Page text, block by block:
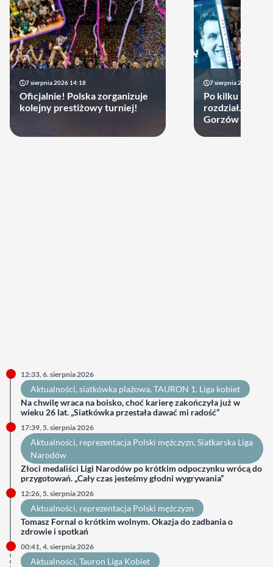
7 sierpnia 2026 14:18
Oficjalnie! Polska zorganizuje
kolejny prestiżowy turniej!
7 sierpnia 2026 13:49
Po kilku latach
rozdział.
Gorzów może
12:33, 6. sierpnia 2026
Aktualności, siatkówka plażowa, TAURON 1. Liga kobiet
Na chwilę wraca na boisko, choć karierę zakończyła już w
wieku 26 lat. „Siatkówka przestała dawać mi radość”
17:39, 5. sierpnia 2026
Aktualności, reprezentacja Polski mężczyzn, Siatkarska Liga
Narodów
Złoci medaliści Ligi Narodów po krótkim odpoczynku wrócą do
przygotowań. „Cały czas jesteśmy głodni wygrywania”
12:26, 5. sierpnia 2026
Aktualności, reprezentacja Polski mężczyzn
Tomasz Fornal o krótkim wolnym. Okazja do zadbania o
zdrowie i spotkań
00:41, 4. sierpnia 2026
Aktualności, Tauron Liga Kobiet